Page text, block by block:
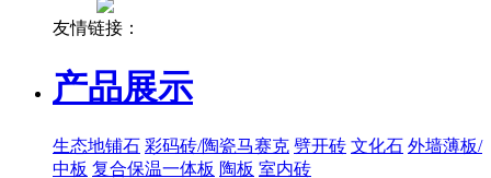
友情链接：
产品展示
生态地铺石 彩码砖/陶瓷马赛克 劈开砖 文化石 外墙薄板/
中板 复合保温一体板 陶板 室内砖